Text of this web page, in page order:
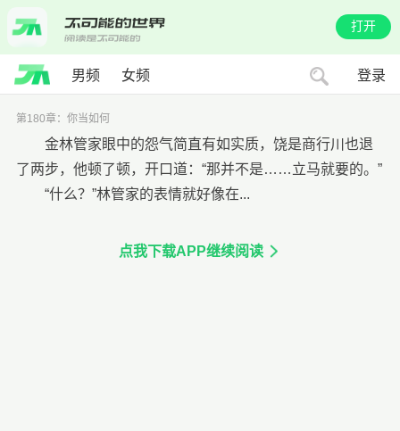
打开
男频 女频 登录
第180章：你当如何
金林管家眼中的怨气简直有如实质，饶是商行川也退
了两步，他顿了顿，开口道：“那并不是……立马就要的。”
“什么？”林管家的表情就好像在...
点我下载APP继续阅读